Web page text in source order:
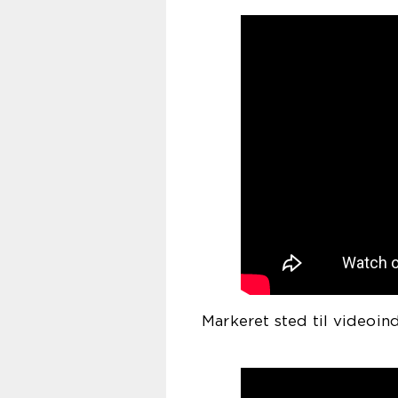
Markeret sted til